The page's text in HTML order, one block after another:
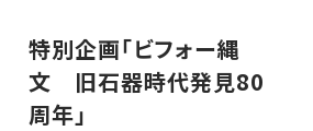
特別企画「ビフォー縄
文 旧石器時代発見80
周年」